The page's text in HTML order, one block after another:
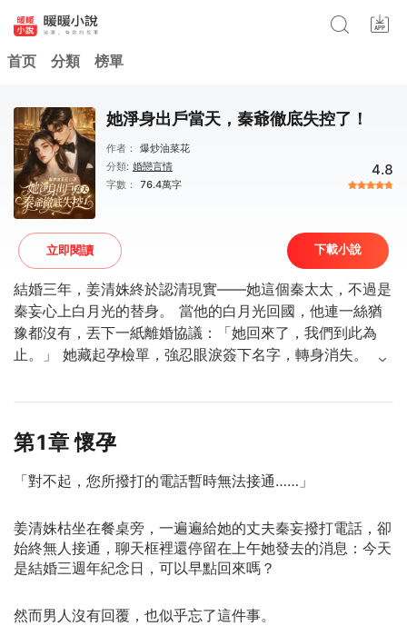
首页 分類 榜單
她淨身出戶當天，秦爺徹底失控了！
作者： 爆炒油菜花
分類: 婚戀言情
字數： 76.4萬字
4.8
立即閱讀 下載小說
結婚三年，姜清姝終於認清現實——她這個秦太太，不過是
秦妄心上白月光的替身。 當他的白月光回國，他連一絲猶
豫都沒有，丟下一紙離婚協議：「她回來了，我們到此為
止。」 她藏起孕檢單，強忍眼淚簽下名字，轉身消失。 三
幕裡的她，指節捏得發白。 助理戰戰兢兢：「秦總，查到
秦妄發瘋般追到片場，卻見姜清姝被當紅影帝溫柔攬住腰
著大眼睛看著秦妄，奶聲奶氣補刀：「叔叔，你是誰呀？我
媽媽有好多追求者哦~」 秦妄徹底瘋了！ 他堵她在化妝
間，嗓音沙啞：「寶貝，我們復婚。」 她紅唇微勾，笑意
次，他不想再放手了。
第1章 懷孕
「對不起，您所撥打的電話暫時無法接通……」
姜清姝枯坐在餐桌旁，一遍遍給她的丈夫秦妄撥打電話，卻
始終無人接通，聊天框裡還停留在上午她發去的消息：今天
是結婚三週年紀念日，可以早點回來嗎？
然而男人沒有回覆，也似乎忘了這件事。